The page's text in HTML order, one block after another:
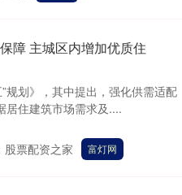
障 主城区内增加优质住
规划》，其中提出，强化供需适配
居住建筑市场需求及....
股票配资之家 富灯网